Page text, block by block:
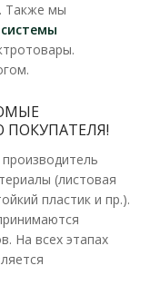
Также мы
системы
(листовая
пластик и пр.).
На всех этапах